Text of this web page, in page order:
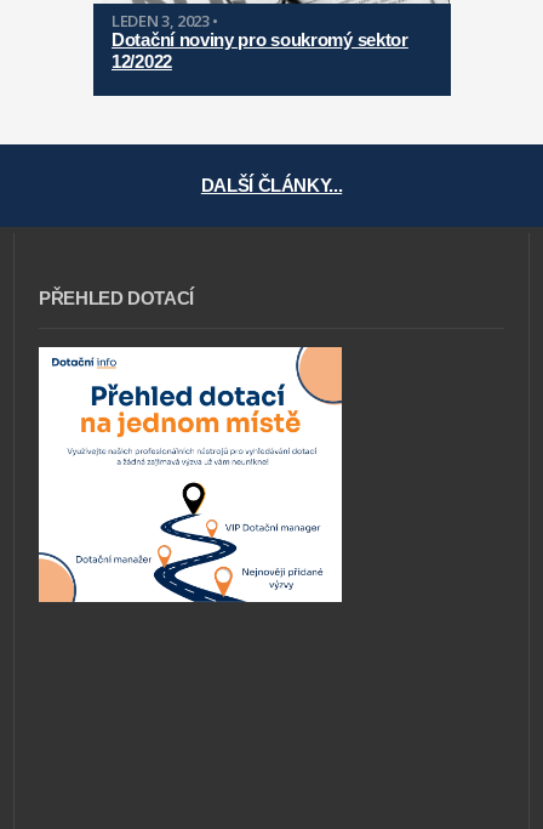
LEDEN 3, 2023 •
Dotační noviny pro soukromý sektor
12/2022
DALŠÍ ČLÁNKY...
PŘEHLED DOTACÍ